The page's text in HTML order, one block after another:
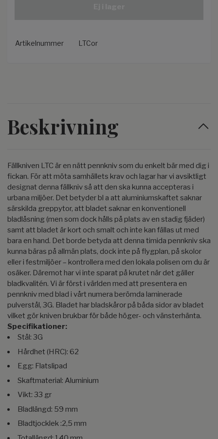
Artikelnummer LTCor
Beskrivning
Fällkniven LTC är en nätt pennkniv som du enkelt bär med dig i
fickan. För att möta samhällets krav och lagar har vi avsiktligt
designat denna fällkniv så att den ska kunna accepteras i
urbana miljöer. Det betyder bl a att aluminiumskaftet saknar
särskilda greppytor, att bladet saknar en konventionell
bladlåsning (men som dock hålls på plats av en stadig fjäder)
samt att bladet är kort och smalt och inte kan fällas ut med
bara en hand. Det borde betyda att denna timida pennkniv ska
kunna bäras på allmän plats, dock inte på flygplan, på skolor
eller i festmiljöer – kontrollera med den lokala polisen om du är
osäker. Däremot har vi inte sparat på krutet när det gäller
bladkvalitén. Vi är först i världen med att presentera en
pennkniv med blad i vårt numera berömda laminerade
pulverstål, 3G. Bladet har bladskåror på båda sidor av bladet
vilket gör kniven brukbar för både höger- och vänsterhänta.
Specifikationer:
Stål: 3G
Hårdhet (HRC): 62
Egg: Flatslipad
Skaftmaterial: Aluminium
Vikt: 33 gr
Bladlängd: 59 mm
Bladtjocklek :2,5 mm